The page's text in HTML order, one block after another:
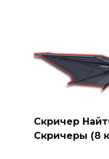
Скричер
Скричеры (8